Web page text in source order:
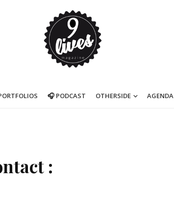
🎧 PODCAST OTHERSIDE AGENDA
: